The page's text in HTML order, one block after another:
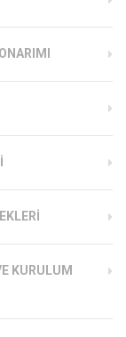
KURULUM